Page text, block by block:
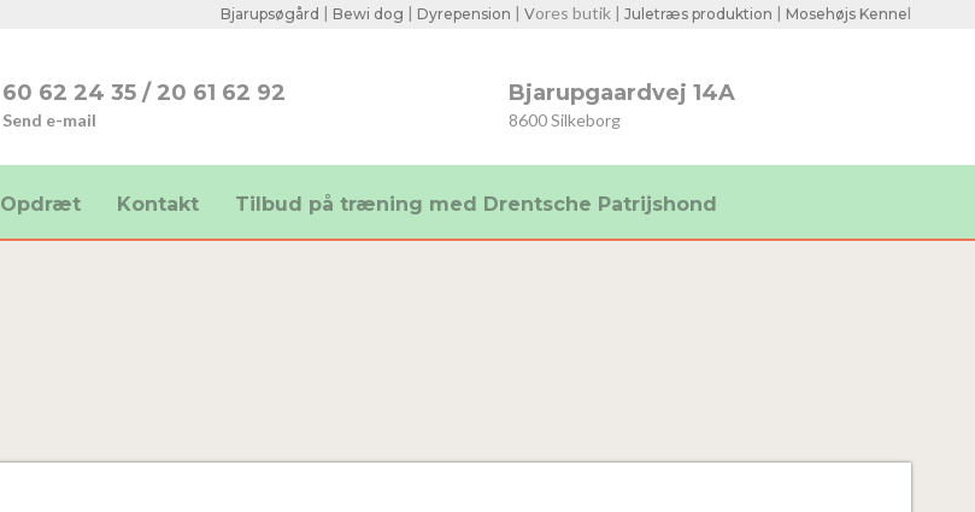
Bjarupsøgård | Bewi dog ​| Dyrepension |Vores butik |Juletræs produktion | Mosehøjs Kennel​
​60 62 24 35 /20 61 62 92
Send e-mail​
Bjarupgaardvej 14A​
8600 Silkeborg
Opdræt Kontakt Tilbud på træning med Drentsche Patrijshond